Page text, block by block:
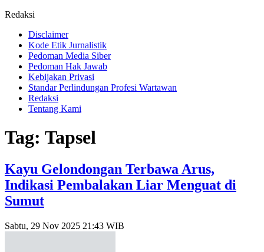
Redaksi
Disclaimer
Kode Etik Jurnalistik
Pedoman Media Siber
Pedoman Hak Jawab
Kebijakan Privasi
Standar Perlindungan Profesi Wartawan
Redaksi
Tentang Kami
Tag: Tapsel
Kayu Gelondongan Terbawa Arus,
Indikasi Pembalakan Liar Menguat di
Sumut
Sabtu, 29 Nov 2025 21:43 WIB